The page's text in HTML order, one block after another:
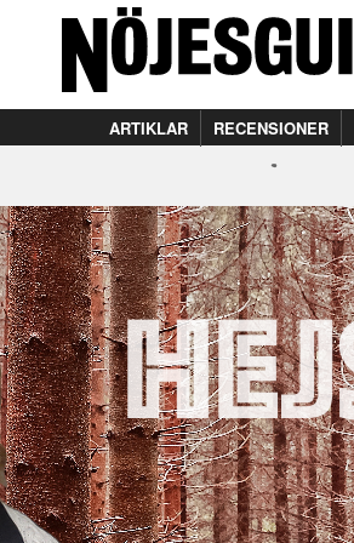
ARTIKLAR RECENSIONER